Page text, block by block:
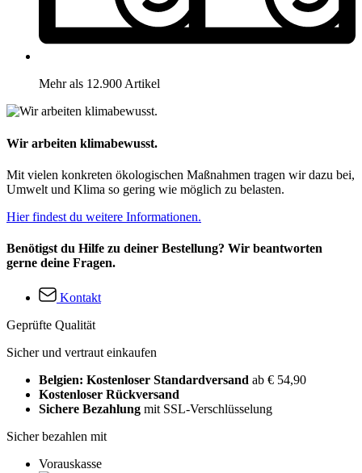
Mehr als 12.900 Artikel
Wir arbeiten klimabewusst.
Mit vielen konkreten ökologischen Maßnahmen tragen wir dazu bei,
Umwelt und Klima so gering wie möglich zu belasten.
Hier findest du weitere Informationen.
Benötigst du Hilfe zu deiner Bestellung? Wir beantworten
gerne deine Fragen.
Kontakt
Geprüfte Qualität
Sicher und vertraut einkaufen
Belgien: Kostenloser Standardversand ab € 54,90
Kostenloser Rückversand
Sichere Bezahlung mit SSL-Verschlüsselung
Sicher bezahlen mit
Vorauskasse